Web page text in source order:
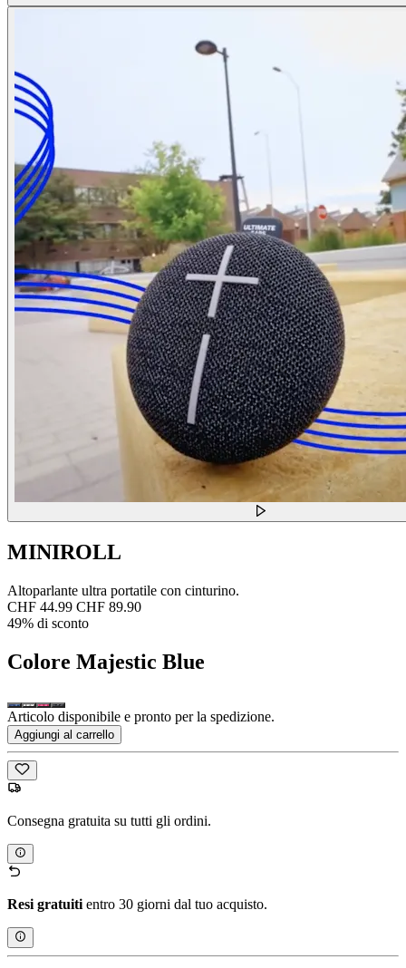
MINIROLL
Altoparlante ultra portatile con cinturino.
CHF 44.99 CHF 89.90
49% di sconto
Colore Majestic Blue
Articolo disponibile e pronto per la spedizione.
Aggiungi al carrello
Consegna gratuita su tutti gli ordini.
Resi gratuitientro 30 giorni dal tuo acquisto.